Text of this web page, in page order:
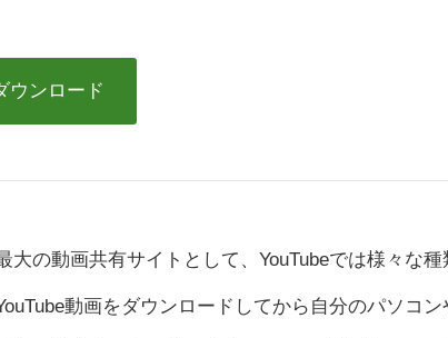
ウンロード
大の動画共有サイトとして、YouTubeでは様々な
動画をダウンロードしてから自分のパソコ